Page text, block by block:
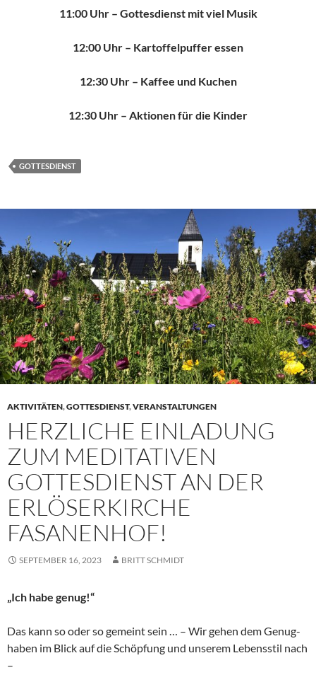
11:00 Uhr – Gottesdienst mit viel Musik
12:00 Uhr – Kartoffelpuffer essen
12:30 Uhr – Kaffee und Kuchen
12:30 Uhr – Aktionen für die Kinder
GOTTESDIENST
AKTIVITÄTEN,GOTTESDIENST,VERANSTALTUNGEN
HERZLICHE EINLADUNG
ZUM MEDITATIVEN
GOTTESDIENST AN DER
ERLÖSERKIRCHE
FASANENHOF!
SEPTEMBER 16, 2023 BRITT SCHMIDT
„Ich habe genug!“
Das kann so oder so gemeint sein … – Wir gehen dem Genug-
haben im Blick auf die Schöpfung und unserem Lebensstil nach
–